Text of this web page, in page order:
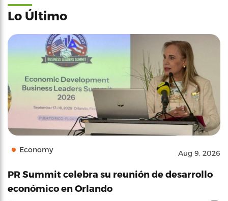
Lo Último
Economy Aug 9, 2026
PR Summit celebra su reunión de desarrollo
económico en Orlando